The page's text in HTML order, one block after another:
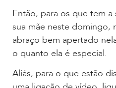
Então, para os que tem
sua mãe neste domingo,
abraço bem apertado
o quanto ela é especial.
Aliás, para o que estão